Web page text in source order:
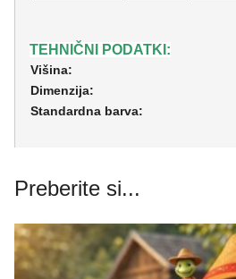
TEHNIČNI PODATKI:
Višina:
Dimenzija:
Standardna barva:
Preberite si...